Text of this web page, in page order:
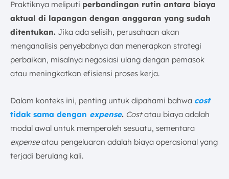
Praktiknya meliputi perbandingan rutin antara biaya
aktual di lapangan dengan anggaran yang sudah
ditentukan. Jika ada selisih, perusahaan akan
menganalisis penyebabnya dan menerapkan strategi
perbaikan, misalnya negosiasi ulang dengan pemasok
atau meningkatkan efisiensi proses kerja.
Dalam konteks ini, penting untuk dipahami bahwa cost
tidak sama dengan expense. Costatau biaya adalah
modal awal untuk memperoleh sesuatu, sementara
expenseatau pengeluaran adalah biaya operasional yang
terjadi berulang kali.